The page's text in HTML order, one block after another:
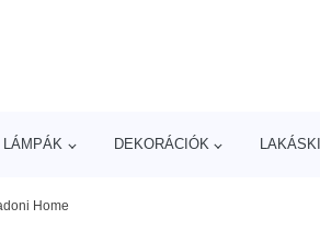
LÁMPÁK DEKORÁCIÓK
Home